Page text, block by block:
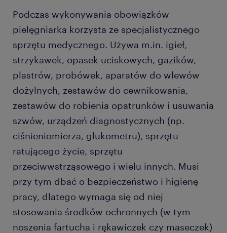
Podczas wykonywania obowiązków
pielęgniarka korzysta ze specjalistycznego
sprzętu medycznego. Używa m.in. igieł,
strzykawek, opasek uciskowych, gazików,
plastrów, probówek, aparatów do wlewów
dożylnych, zestawów do cewnikowania,
zestawów do robienia opatrunków i usuwania
szwów, urządzeń diagnostycznych (np.
ciśnieniomierza, glukometru), sprzętu
ratującego życie, sprzętu
przeciwwstrząsowego i wielu innych. Musi
przy tym dbać o bezpieczeństwo i higienę
pracy, dlatego wymaga się od niej
stosowania środków ochronnych (w tym
noszenia fartucha i rękawiczek czy maseczek)